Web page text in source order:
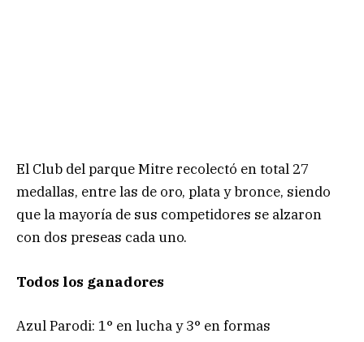
El Club del parque Mitre recolectó en total 27
medallas, entre las de oro, plata y bronce, siendo
que la mayoría de sus competidores se alzaron
con dos preseas cada uno.
Todos los ganadores
Azul Parodi: 1° en lucha y 3° en formas